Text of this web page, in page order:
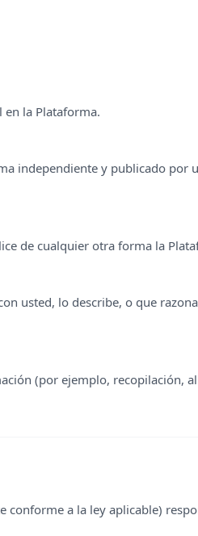
en la Plataforma.
independiente y publicado por
de cualquier otra forma la
usted, lo describe, o que
(por ejemplo, recopilación,
a la ley aplicable)